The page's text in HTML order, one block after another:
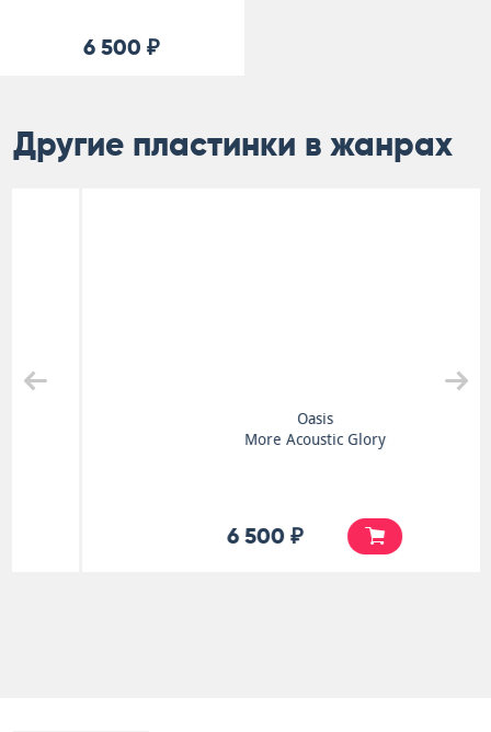
6 500 ₽
Другие пластинки в жанрах
More Acoustic Glory
6 500 ₽